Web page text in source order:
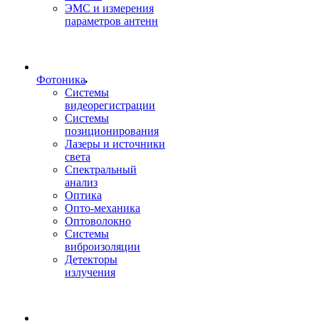
ЭМС и измерения
параметров антенн
Фотоника
Cистемы
видеорегистрации
Системы
позиционирования
Лазеры и источники
света
Спектральный
анализ
Оптика
Опто-механика
Оптоволокно
Системы
виброизоляции
Детекторы
излучения